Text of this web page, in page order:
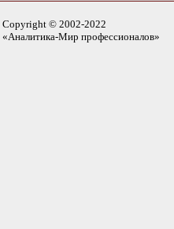
Copyright © 2002-2022
«Аналитика-Мир профессионалов»